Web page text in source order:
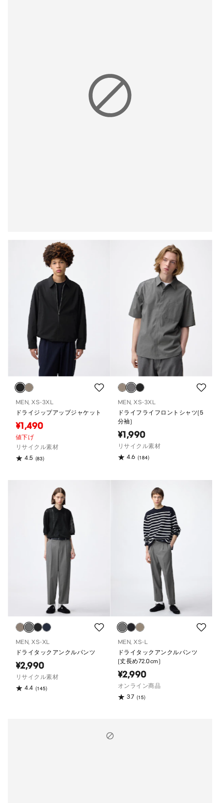
MEN, XS-3XL
ドライジップアップジャケット
¥1,490
値下げ
リサイクル素材
4.5 (83)
MEN, XS-3XL
ドライフライフロントシャツ(5
分袖)
¥1,990
リサイクル素材
4.6 (184)
MEN, XS-XL
ドライタックアンクルパンツ
¥2,990
リサイクル素材
4.4 (145)
MEN, XS-L
ドライタックアンクルパンツ
(丈長め72.0cm)
¥2,990
オンライン商品
3.7 (15)